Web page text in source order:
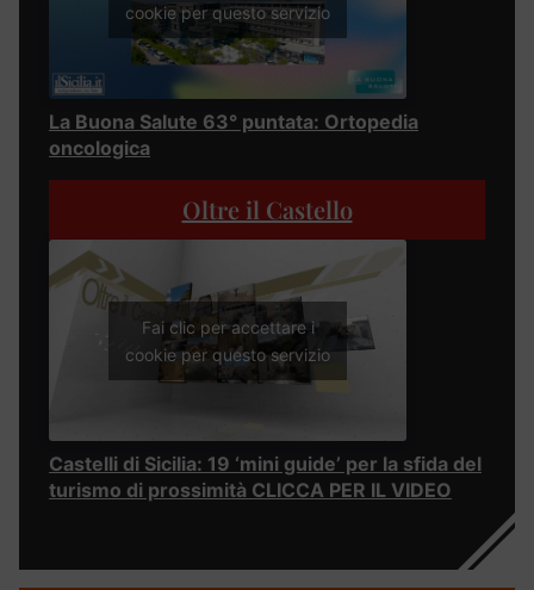
cookie per questo servizio
La Buona Salute 63° puntata: Ortopedia
oncologica
Oltre il Castello
Fai clic per accettare i
cookie per questo servizio
Castelli di Sicilia: 19 ‘mini guide’ per la sfida del
turismo di prossimità CLICCA PER IL VIDEO